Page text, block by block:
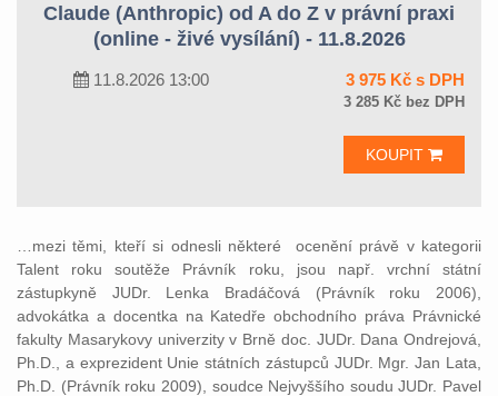
Claude (Anthropic) od A do Z v právní praxi
(online - živé vysílání) - 11.8.2026
11.8.2026 13:00 3 975 Kč s DPH
3 285 Kč bez DPH
KOUPIT
…mezi těmi, kteří si odnesli některé ocenění právě v kategorii
Talent roku soutěže Právník roku, jsou např. vrchní státní
zástupkyně JUDr. Lenka Bradáčová (Právník roku 2006),
advokátka a docentka na Katedře obchodního práva Právnické
fakulty Masarykovy univerzity v Brně doc. JUDr. Dana Ondrejová,
Ph.D., a exprezident Unie státních zástupců JUDr. Mgr. Jan Lata,
Ph.D. (Právník roku 2009), soudce Nejvyššího soudu JUDr. Pavel